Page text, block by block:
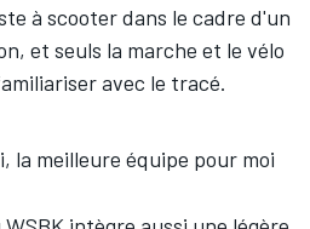
à scooter dans le cadre d'un
et seuls la marche et le vélo
avec le tracé.
la meilleure équipe pour moi